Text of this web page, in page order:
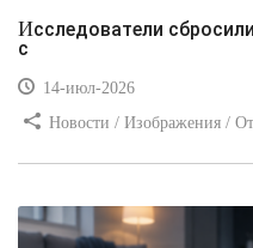
Исследователи сбросили пароль кошелька Tangem
с
14-июл-2026
Новости / Изображения /